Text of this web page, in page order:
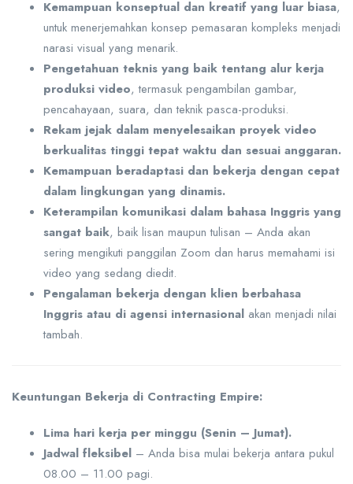
Kemampuan konseptual dan kreatif yang luar biasa,
untuk menerjemahkan konsep pemasaran kompleks menjadi
narasi visual yang menarik.
Pengetahuan teknis yang baik tentang alur kerja
produksi video, termasuk pengambilan gambar,
pencahayaan, suara, dan teknik pasca-produksi.
Rekam jejak dalam menyelesaikan proyek video
berkualitas tinggi tepat waktu dan sesuai anggaran.
Kemampuan beradaptasi dan bekerja dengan cepat
dalam lingkungan yang dinamis.
Keterampilan komunikasi dalam bahasa Inggris yang
sangat baik, baik lisan maupun tulisan – Anda akan
sering mengikuti panggilan Zoom dan harus memahami isi
video yang sedang diedit.
Pengalaman bekerja dengan klien berbahasa
Inggris atau di agensi internasional akan menjadi nilai
tambah.
Keuntungan Bekerja di Contracting Empire:
Lima hari kerja per minggu (Senin – Jumat).
Jadwal fleksibel – Anda bisa mulai bekerja antara pukul
08.00 – 11.00 pagi.